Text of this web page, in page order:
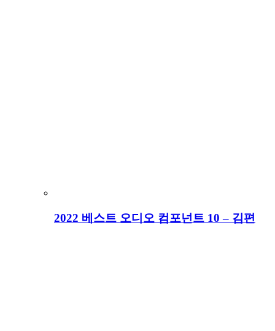
2022 베스트 오디오 컴포넌트 10 – 김편